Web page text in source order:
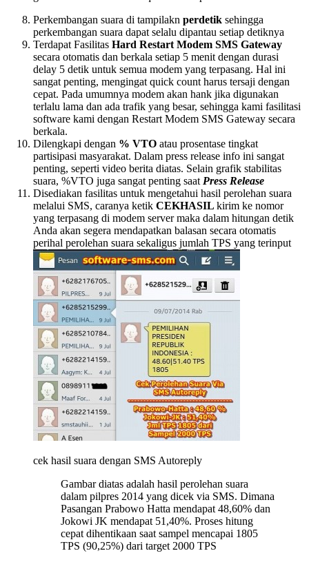
Perkembangan suara di tampilakn perdetik sehingga
perkembangan suara dapat selalu dipantau setiap detiknya
Terdapat Fasilitas Hard Restart Modem SMS Gateway
secara otomatis dan berkala setiap 5 menit dengan durasi
delay 5 detik untuk semua modem yang terpasang. Hal ini
sangat penting, mengingat quick count harus tersaji dengan
cepat. Pada umumnya modem akan hank jika digunakan
terlalu lama dan ada trafik yang besar, sehingga kami fasilitasi
software kami dengan Restart Modem SMS Gateway secara
berkala.
Dilengkapi dengan % VTO atau prosentase tingkat
partisipasi masyarakat. Dalam press release info ini sangat
penting, seperti video berita diatas. Selain grafik stabilitas
suara, %VTO juga sangat penting saat Press Release
Disediakan fasilitas untuk mengetahui hasil perolehan suara
melalui SMS, caranya ketik CEKHASIL kirim ke nomor
yang terpasang di modem server maka dalam hitungan detik
Anda akan segera mendapatkan balasan secara otomatis
perihal perolehan suara sekaligus jumlah TPS yang terinput
cek hasil suara dengan SMS Autoreply
Gambar diatas adalah hasil perolehan suara
dalam pilpres 2014 yang dicek via SMS. Dimana
Pasangan Prabowo Hatta mendapat 48,60% dan
Jokowi JK mendapat 51,40%. Proses hitung
cepat dihentikaan saat sampel mencapai 1805
TPS (90,25%) dari target 2000 TPS